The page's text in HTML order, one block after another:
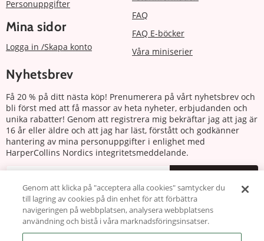
Personuppgifter
Mina sidor
Logga in /Skapa konto
FAQ
FAQ E-böcker
Våra miniserier
Nyhetsbrev
Få 20 % på ditt nästa köp! Prenumerera på vårt nyhetsbrev och
bli först med att få massor av heta nyheter, erbjudanden och
unika rabatter! Genom att registrera mig bekräftar jag att jag är
16 år eller äldre och att jag har läst, förstått och godkänner
hantering av mina personuppgifter i enlighet med
HarperCollins Nordics integritetsmeddelande.
Följ oss
Genom att klicka på "acceptera alla cookies" samtycker du
till lagring av cookies på din enhet för att förbättra
navigeringen på webbplatsen, analysera webbplatsens
användning och bistå i våra marknadsföringsinsatser.